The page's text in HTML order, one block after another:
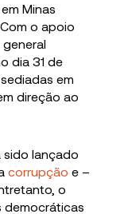
Minas
o apoio
dia 31 de
em
direção ao
sido lançado
corrupção e –
o
democráticas